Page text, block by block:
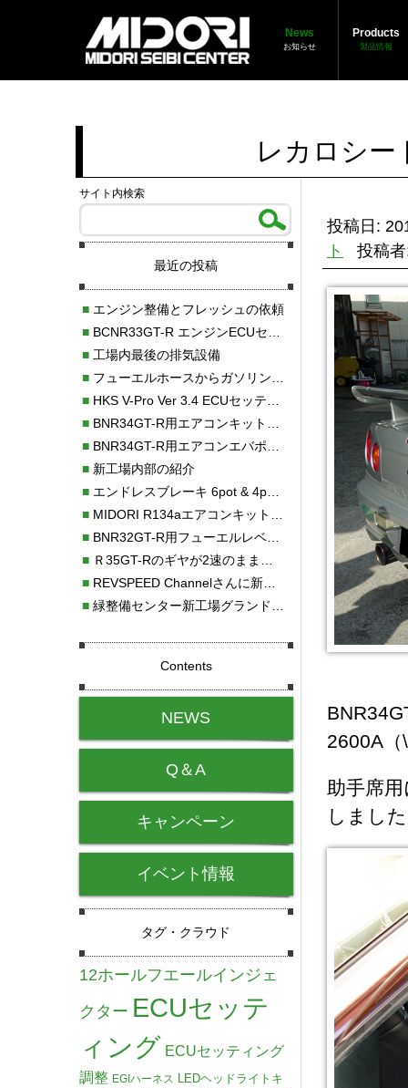
News
お知らせ
Products
製品情報
レカロシー
投稿日:
ト
投稿
2600A
助手席
しまし
サイト内検索
最近の投稿
■エンジン整備とフレッシュの依頼
■BCNR33GT-R エンジンECUセッティング調整
■工場内最後の排気設備
■フューエルホースからガソリン漏れ
■HKS V-Pro Ver 3.4 ECUセッティング
■BNR34GT-R用エアコンキット新発売！！
■BNR34GT-R用エアコンエバポレーターを新発売！！
■新工場内部の紹介
■エンドレスブレーキ 6pot & 4potオーバーホール
■MIDORI R134aエアコンキットタイプⅡ取り付け
■BNR32GT-R用フューエルレベルセンサー新発売！！
■Ｒ35GT-Rのギヤが2速のまま変速しない！！
■REVSPEED Channelさんに新社屋を紹介していただきました!!
■緑整備センター新工場グランドオープン・続報
Contents
NEWS
Q＆A
キャンペーン
イベント情報
タグ・クラウド
12ホールフエールインジェ
クター ECUセッテ
ィング ECUセッティング
調整 EGIハーネス LEDヘッドライトキ